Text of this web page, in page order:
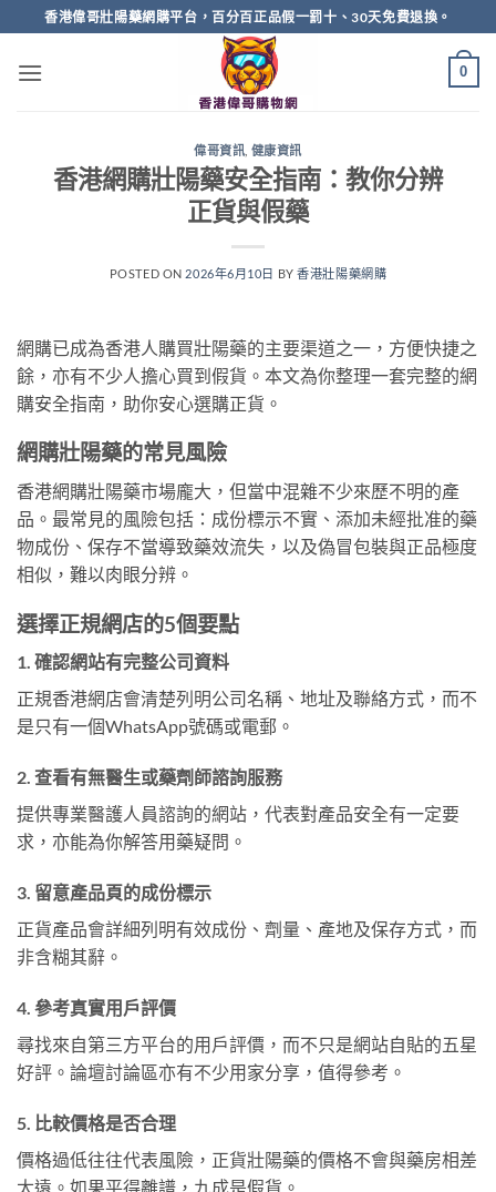
to
content
香港偉哥壯陽藥網購平台，百分百正品假一罰十、30天免費退換。
0
偉哥資訊 健康資訊
香港網購壯陽藥安全指南：教你分辨
正貨與假藥
POSTED ON 2026年6月10日 BY香港壯陽藥網購
網購已成為香港人購買壯陽藥的主要渠道之一，方便快捷之
餘，亦有不少人擔心買到假貨。本文為你整理一套完整的網
購安全指南，助你安心選購正貨。
網購壯陽藥的常見風險
香港網購壯陽藥市場龐大，但當中混雜不少來歷不明的產
品。最常見的風險包括：成份標示不實、添加未經批准的藥
物成份、保存不當導致藥效流失，以及偽冒包裝與正品極度
相似，難以肉眼分辨。
選擇正規網店的5個要點
1. 確認網站有完整公司資料
正規香港網店會清楚列明公司名稱、地址及聯絡方式，而不
是只有一個WhatsApp號碼或電郵。
2. 查看有無醫生或藥劑師諮詢服務
提供專業醫護人員諮詢的網站，代表對產品安全有一定要
求，亦能為你解答用藥疑問。
3. 留意產品頁的成份標示
正貨產品會詳細列明有效成份、劑量、產地及保存方式，而
非含糊其辭。
4. 參考真實用戶評價
尋找來自第三方平台的用戶評價，而不只是網站自貼的五星
好評。論壇討論區亦有不少用家分享，值得參考。
5. 比較價格是否合理
價格過低往往代表風險，正貨壯陽藥的價格不會與藥房相差
太遠。如果平得離譜，九成是假貨。